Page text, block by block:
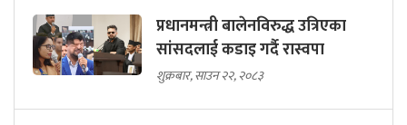
प्रधानमन्त्री बालेनविरुद्ध उत्रिएका
सांसदलाई कडाइ गर्दै रास्वपा
शुक्रबार, साउन २२, २०८३